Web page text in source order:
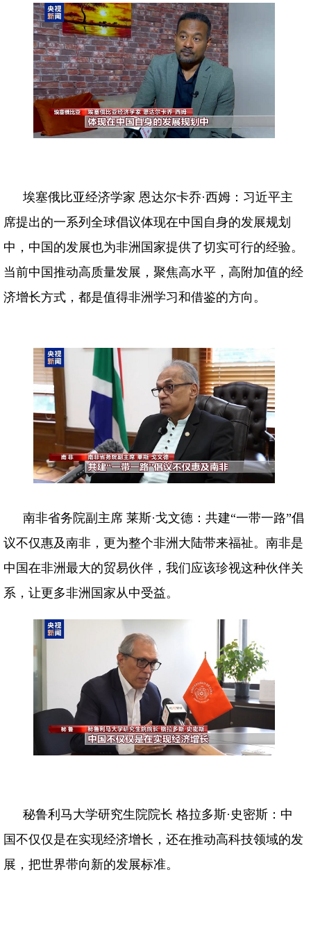
埃塞俄比亚经济学家 恩达尔卡乔·西姆：习近平主
席提出的一系列全球倡议体现在中国自身的发展规划
中，中国的发展也为非洲国家提供了切实可行的经验。
当前中国推动高质量发展，聚焦高水平，高附加值的经
济增长方式，都是值得非洲学习和借鉴的方向。
南非省务院副主席 莱斯·戈文德：共建“一带一路”倡
议不仅惠及南非，更为整个非洲大陆带来福祉。南非是
中国在非洲最大的贸易伙伴，我们应该珍视这种伙伴关
系，让更多非洲国家从中受益。
秘鲁利马大学研究生院院长 格拉多斯·史密斯：中
国不仅仅是在实现经济增长，还在推动高科技领域的发
展，把世界带向新的发展标准。